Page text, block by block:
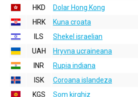
HKD
Dolar Hong Kong
HRK
Kuna croata
ILS
Shekel israelian
UAH
Hryvna ucraineana
INR
Rupia indiana
ISK
Coroana islandeza
KGS
Som kirghiz